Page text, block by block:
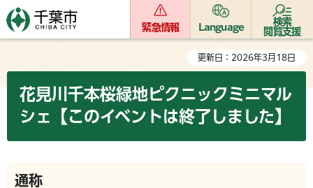
緊急情報 Language
検索
閲覧支援
更新日：2026年3月18日
花見川千本桜緑地ピクニックミニマル
シェ【このイベントは終了しました】
通称